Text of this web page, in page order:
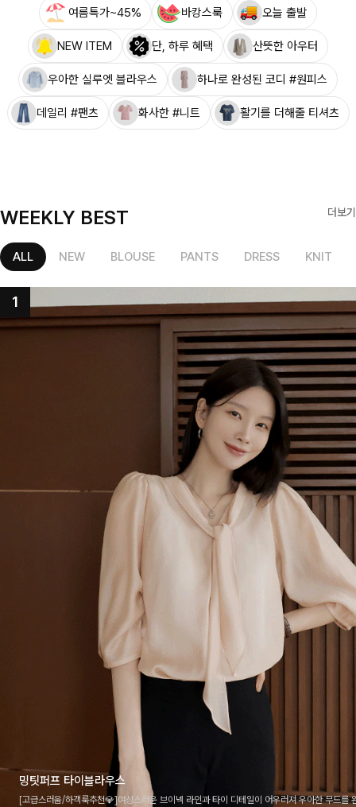
여름특가~45% 바캉스룩 오늘 출발
NEW ITEM 단, 하루 혜택 산뜻한 아우터
우아한 실루엣 블라우스 하나로 완성된 코디 #원피스
데일리 #팬츠 화사한 #니트 활기를 더해줄 티셔츠
WEEKLY BEST 더보기
ALL NEW BLOUSE PANTS DRESS KNIT
밍팃퍼프 타이블라우스
[고급스러움/하객룩추천💎]여성스러운 브이넥 라인과 타이 디테일이 어우러져 우아한 무드를